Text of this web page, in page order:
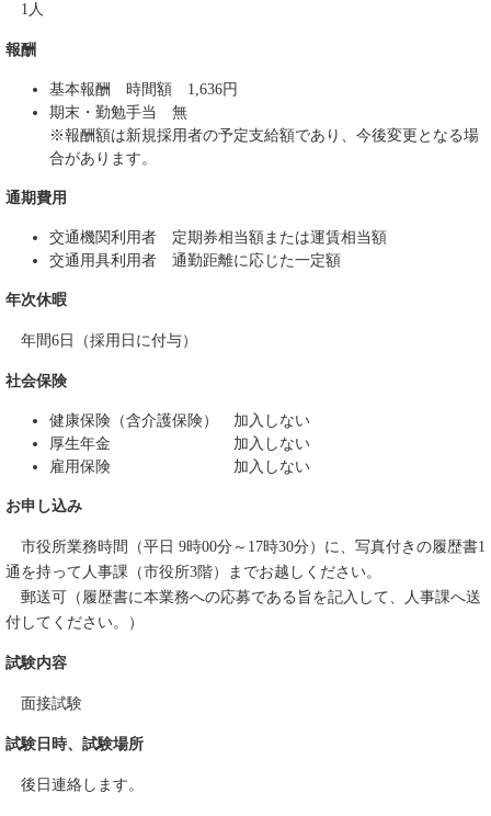
1人
報酬
基本報酬 時間額 1,636円
期末・勤勉手当 無
※報酬額は新規採用者の予定支給額であり、今後変更となる場
合があります。
通期費用
交通機関利用者 定期券相当額または運賃相当額
交通用具利用者 通勤距離に応じた一定額
年次休暇
年間6日（採用日に付与）
社会保険
健康保険（含介護保険） 加入しない
厚生年金 加入しない
雇用保険 加入しない
お申し込み
市役所業務時間（平日 9時00分～17時30分）に、写真付きの履歴書1
通を持って人事課（市役所3階）までお越しください。
郵送可（履歴書に本業務への応募である旨を記入して、人事課へ送
付してください。）
試験内容
面接試験
試験日時、試験場所
後日連絡します。